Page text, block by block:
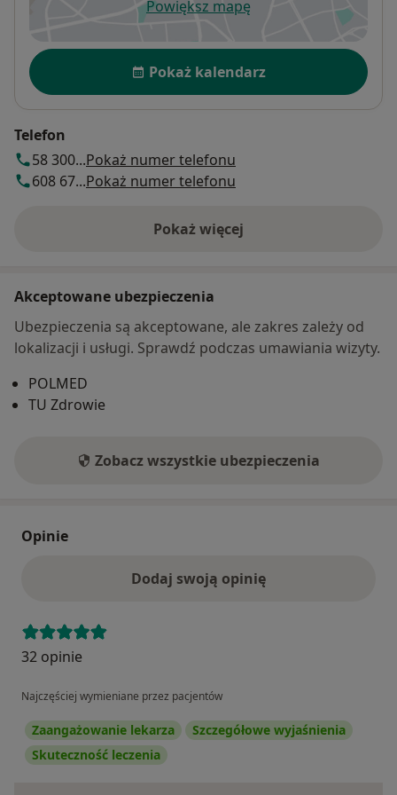
Powiększ mapęotwiera się w nowej karcie
Dostępność
Pokaż kalendarz
Telefon
58 300...Pokaż numer telefonu
608 67...Pokaż numer telefonu
Pokaż więcej
o adresie
Akceptowane ubezpieczenia
Ubezpieczenia są akceptowane, ale zakres zależy od
lokalizacji i usługi. Sprawdź podczas umawiania wizyty.
POLMED
TU Zdrowie
Zobacz wszystkie ubezpieczenia
Opinie
Dodaj swoją opinię
32 opinie
Najczęściej wymieniane przez pacjentów
Zaangażowanie lekarza
Szczegółowe wyjaśnienia
Skuteczność leczenia